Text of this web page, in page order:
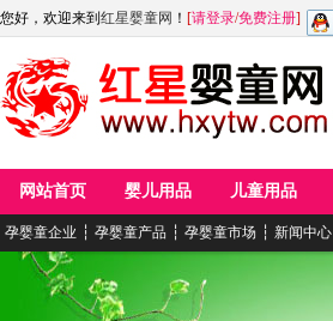
您好，欢迎来到 红星婴童网 ！ [请登录/免费注册]
网站首页 婴儿用品 儿童用品
孕婴童企业 ┆ 孕婴童产品 ┆ 孕婴童市场 ┆ 新闻中心